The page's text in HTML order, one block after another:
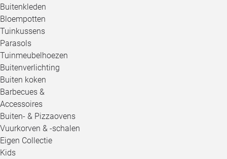
Buitenkleden
Bloempotten
Tuinkussens
Parasols
Tuinmeubelhoezen
Buitenverlichting
Buiten koken
Barbecues &
Accessoires
Buiten- & Pizzaovens
Vuurkorven & -schalen
Eigen Collectie
Kids